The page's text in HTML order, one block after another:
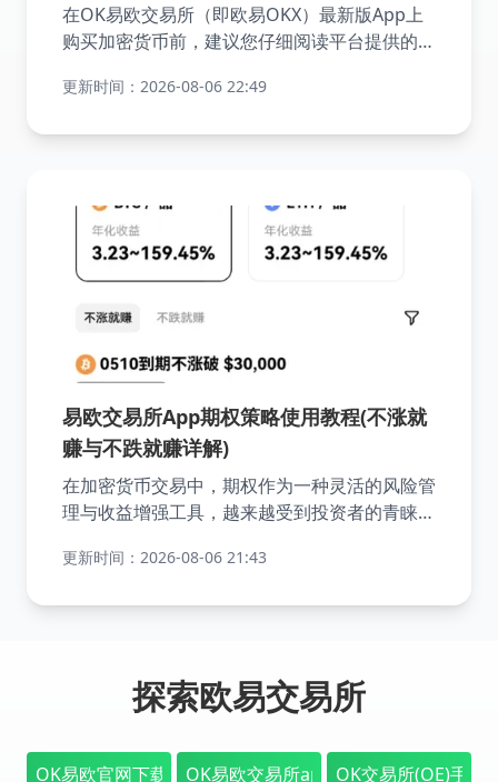
在OK易欧交易所（即欧易OKX）最新版App上
购买加密货币前，建议您仔细阅读平台提供的相
于交易所可能会不定期更新交易流程和条款，请
更新时间：2026-08-06 22:49
易欧交易所App期权策略使用教程(不涨就
赚与不跌就赚详解)
在加密货币交易中，期权作为一种灵活的风险管
理与收益增强工具，越来越受到投资者的青睐。
易功能，帮助您根据市场走势预判方向并获取潜
更新时间：2026-08-06 21:43
探索欧易交易所
OK易欧官网下载-欧交易所_(okex)下载安卓官方版
OK易欧交易所app官方版下载-OK易欧
OK交易所(OE)手机